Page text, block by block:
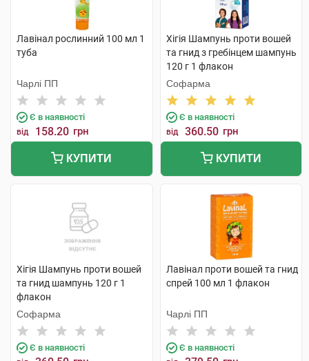
Лавінал рослинний 100 мл 1
туба
Чарлі ПП
Є в наявності
від 158.20 грн
КУПИТИ
Хігія Шампунь проти вошей
та гнид з гребінцем шампунь
120 г 1 флакон
Софарма
Є в наявності
від 360.50 грн
КУПИТИ
Хігія Шампунь проти вошей
та гнид шампунь 120 г 1
флакон
Софарма
Є в наявності
Лавінал проти вошей та гнид
спрей 100 мл 1 флакон
Чарлі ПП
Є в наявності